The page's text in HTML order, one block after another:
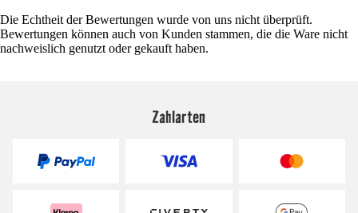
Die Echtheit der Bewertungen wurde von uns nicht überprüft.
Bewertungen können auch von Kunden stammen, die die Ware nicht
nachweislich genutzt oder gekauft haben.
Zahlarten